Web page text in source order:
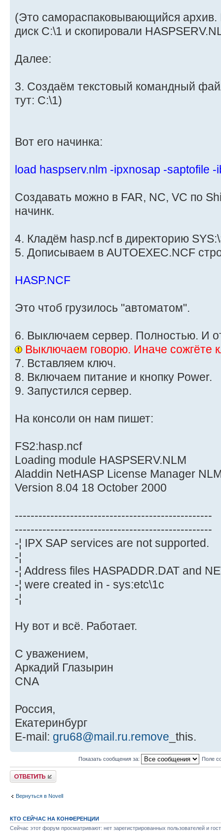
(Это самораспаковывающийся архив.
диск C:\1 и скопировали
Далее:
3. Создаём текстовый командный
тут: C:\1)
Вот его начинка:
load haspserv.nlm -ipxnosap -saptofile
Создавать можно в FAR, NC, VC по
начинк.
4. Кладём hasp.ncf в директорию
5. Дописываем в AUTOEXEC.NCF
HASP.NCF
Это чтоб грузилось "автоматом".
6. Выключаем сервер. Полностью. И
Выключаем говорю. Иначе сожгёте
7. Вставляем ключ.
8. Включаем питание и кнопку Power.
9. Запустился сервер.
На консоли он нам пишет:
FS2:hasp.ncf
Loading module HASPSERV.NLM
Aladdin NetHASP License Manager
Version 8.04 18 October 2000
--------------------------------------------------
--------------------------------------------------
-¦ IPX SAP services are not supported.
-¦
-¦ Address files HASPADDR.DAT and
-¦ were created in - sys:etc\1c
-¦
Ну вот и всё. Работает.
С уважением,
Аркадий Глазырин
CNA
Россия,
Екатеринбург
E-mail: gru68@mail.ru.remove _this.
Показать сообщения за: Поле
Ответить
Вернуться в Novell
КТО СЕЙЧАС НА КОНФЕРЕНЦИИ
Сейчас этот форум просматривают: нет зарегистрированных пользователей и